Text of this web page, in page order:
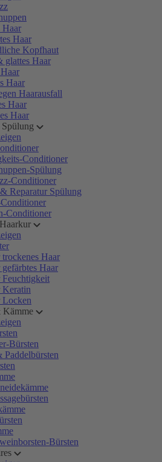
Haar
Haar
Kopfhaut
glattes Haar
Haar
Haarausfall
Haar
Haar
Conditioner
Spülung
Conditioner
Reparatur Spülung
Conditioner
Haar
Haar
Feuchtigkeit
Keratin
Locken
Kämme
Bürsten
Paddelbürsten
Bürsten